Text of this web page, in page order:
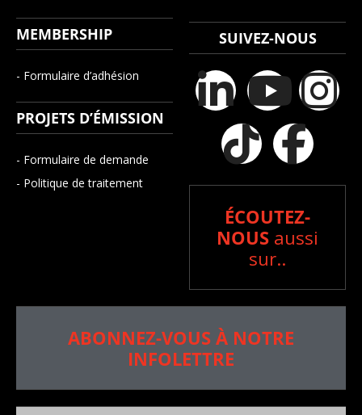
MEMBERSHIP
- Formulaire d’adhésion
PROJETS D’ÉMISSION
- Formulaire de demande
- Politique de traitement
SUIVEZ-NOUS
ÉCOUTEZ-
NOUS aussi
sur..
ABONNEZ-VOUS À NOTRE
INFOLETTRE